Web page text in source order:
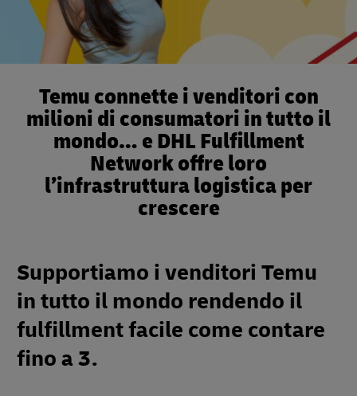
Temu connette i venditori con
milioni di consumatori in tutto il
mondo… e DHL Fulfillment
Network offre loro
l’infrastruttura logistica per
crescere
Supportiamo i venditori Temu
in tutto il mondo rendendo il
fulfillment facile come contare
fino a 3.